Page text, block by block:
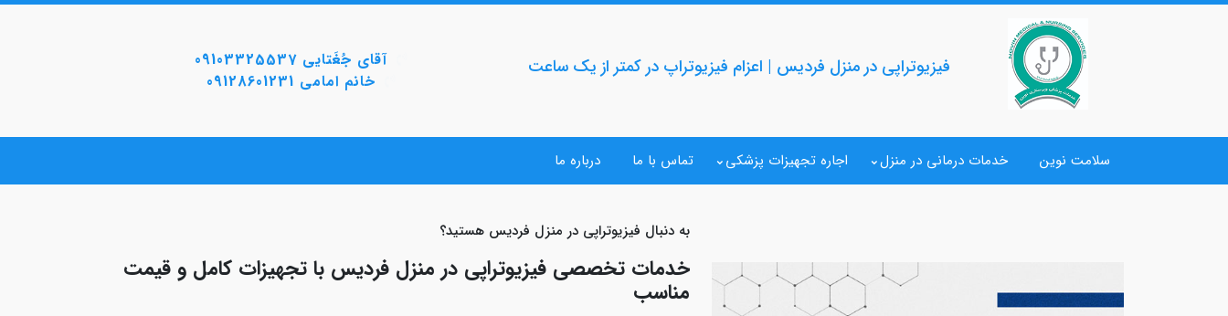
فیزیوتراپی در منزل فردیس | اعزام فیزیوتراپ در کمتر از یک ساعت
آقای جُغَتایی 09103325537
خانم امامی 09128601231
سلامت نوین خدمات درمانی در منزل اجاره تجهیزات پزشکی تماس با ما درباره ما
به دنبال فیزیوتراپی در منزل فردیس هستید؟
خدمات تخصصی فیزیوتراپی در منزل فردیس با تجهیزات کامل و قیمت
مناسب